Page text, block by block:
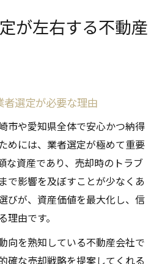
が左右する不動産
選定が必要な理由
市や愛知県全体で安心かつ納得
めには、業者選定が極めて重要
な資産であり、売却時のトラブ
で影響を及ぼすことが少なくあ
びが、資産価値を最大化し、信
由です。
向を熟知している不動産会社で
確な売却戦略を提案してくれる